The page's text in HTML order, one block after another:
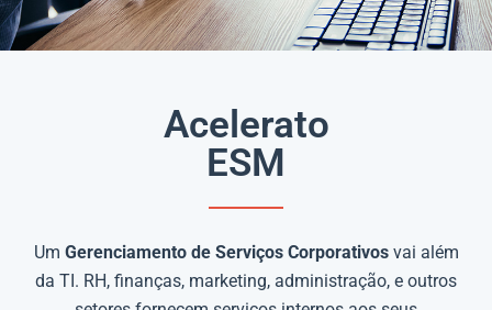
Acelerato
ESM
Um Gerenciamento de Serviços Corporativosvai além
da TI. RH, finanças, marketing, administração, e outros